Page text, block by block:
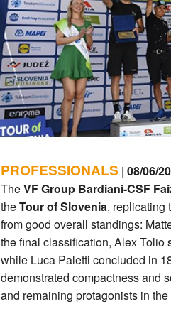
PROFESSIONALS | 08/06/
TheVF Group Bardiani-CSF
theTour of Slovenia, replicating
from good overall standings:
the final classification, Alex Tolio
while Luca Paletti concluded in
demonstrated compactness and
and remaining protagonists in